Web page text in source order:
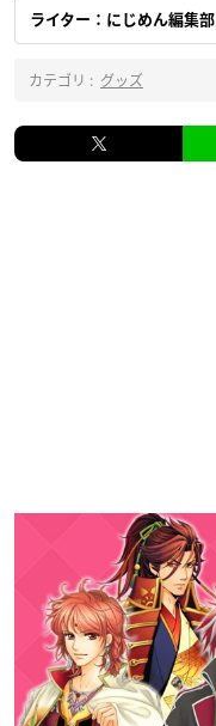
ライター：にじめん編集部
カテゴリ : グッズ